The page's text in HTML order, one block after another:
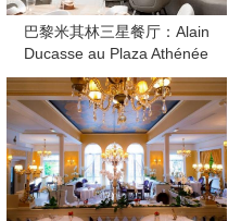
巴黎米其林三星餐厅：Alain
Ducasse au Plaza Athénée